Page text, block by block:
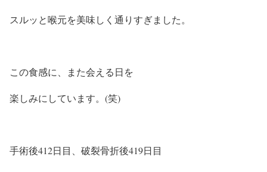
スルッと喉元を美味しく通りすぎました。
この食感に、また会える日を
楽しみにしています。(笑)
手術後412日目、破裂骨折後419日目